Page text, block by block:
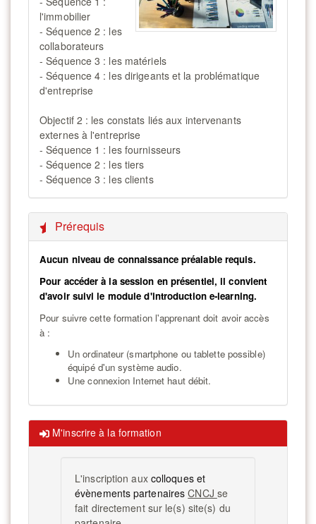
l'immobilier
- Séquence 2 : les
collaborateurs
- Séquence 3 : les matériels
- Séquence 4 : les dirigeants et la problématique
d'entreprise
Objectif 2 : les constats liés aux intervenants
externes à l'entreprise
- Séquence 1 : les fournisseurs
- Séquence 2 : les tiers
- Séquence 3 : les clients
Prérequis
Aucun niveau de connaissance préalable requis.
Pour accéder à la session en présentiel, il convient
d'avoir suivi le module d'introduction e-learning.
Pour suivre cette formation l'apprenant doit avoir accès
à :
Un ordinateur (smartphone ou tablette possible)
équipé d'un système audio.
Une connexion Internet haut débit.
M'inscrire à la formation
L'inscription aux colloques et
évènements partenaires CNCJ se
fait directement sur le(s) site(s) du